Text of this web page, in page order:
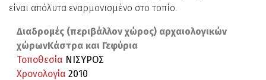
είναι απόλυτα εναρμονισμένο στο τοπίο.
Διαδρομές (περιβάλλον χώρος) αρχαιολογικών
χώρωνΚάστρα και Γεφύρια
Τοποθεσία ΝΙΣΥΡΟΣ
Χρονολογία 2010